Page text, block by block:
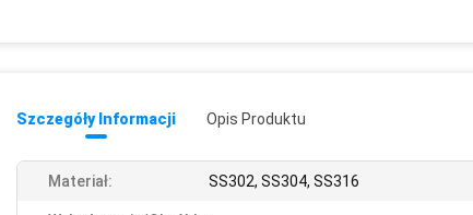
Szczegóły Informacji Opis Produktu
Materiał: SS302, SS304, SS316